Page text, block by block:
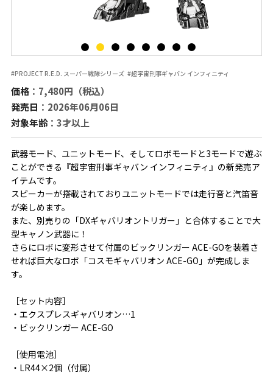
#PROJECT R.E.D. スーパー戦隊シリーズ #超宇宙刑事ギャバン インフィニティ
価格：7,480円（税込）
発売日 ：2026年06月06日
対象年齢：3才以上
武器モード、ユニットモード、そしてロボモードと3モードで遊ぶ
ことができる『超宇宙刑事ギャバン インフィニティ』の新発売ア
イテムです。
スピーカーが搭載されておりユニットモードでは走行音と汽笛音
が楽しめます。
また、別売りの「DXギャバリオントリガー」と合体することで大
型キャノン武器に！
さらにロボに変形させて付属のビックリンガー ACE-GOを装着さ
せれば巨大なロボ「コスモギャバリオン ACE-GO」が完成しま
す。
［セット内容］
・エクスプレスギャバリオン…1
・ビックリンガー ACE-GO
［使用電池］
・LR44×2個（付属）